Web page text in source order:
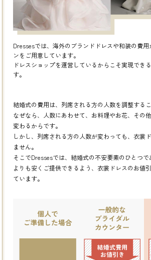
Dressesでは、海外のブランドドレスや和装の費
ンをご用意しています。
ドレスショップを運営しているからこそ実現でき
す。
結婚式の費用は、列席される方の人数を調整する
なぜなら、人数にあわせて、お料理やお花、その
変わるからです。
しかし、列席される方の人数が変わっても、衣裳
ません。
そこでDressesでは、結婚式の不安要素のひとつ
よりも安くご提供できるよう、衣裳ドレスのお値
ています。